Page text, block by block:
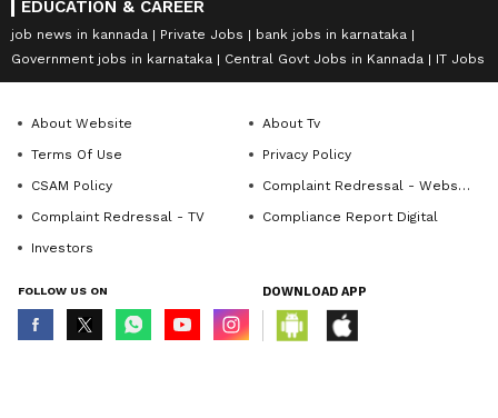
EDUCATION & CAREER
job news in kannada Private Jobs
bank jobs in karnataka
Government jobs in karnataka
Central Govt Jobs in Kannada IT Jobs
About Website
About Tv
Terms Of Use
Privacy Policy
CSAM Policy
Complaint Redressal - Website
Complaint Redressal - TV
Compliance Report Digital
Investors
FOLLOW US ON DOWNLOAD APP